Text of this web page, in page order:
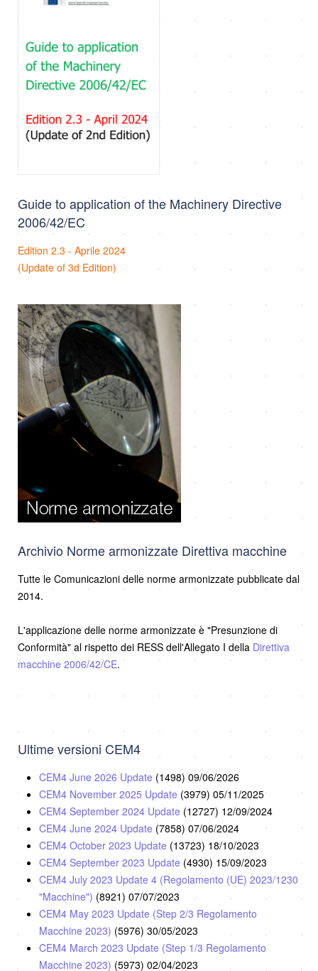
Guide to application of the Machinery Directive
2006/42/EC
Edition 2.3 - Aprile 2024
(Update of 3d Edition)
Archivio Norme armonizzate Direttiva macchine
Tutte le Comunicazioni delle norme armonizzate pubblicate dal
2014.
L'applicazione delle norme armonizzate è "Presunzione di
Conformità" al rispetto dei RESS dell'Allegato I della Direttiva
macchine 2006/42/CE.
Ultime versioni CEM4
CEM4 June 2026 Update (1498) 09/06/2026
CEM4 November 2025 Update (3979) 05/11/2025
CEM4 September 2024 Update (12727) 12/09/2024
CEM4 June 2024 Update (7858) 07/06/2024
CEM4 October 2023 Update (13723) 18/10/2023
CEM4 September 2023 Update (4930) 15/09/2023
CEM4 July 2023 Update 4 (Regolamento (UE) 2023/1230
"Macchine") (8921) 07/07/2023
CEM4 May 2023 Update (Step 2/3 Regolamento
Macchine 2023) (5976) 30/05/2023
CEM4 March 2023 Update (Step 1/3 Regolamento
Macchine 2023) (5973) 02/04/2023